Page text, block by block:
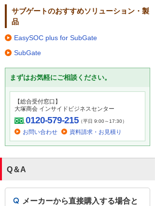
サブゲートのおすすめソリューション・製
品
EasySOC plus for SubGate
SubGate
まずはお気軽にご相談ください。
【総合受付窓口】
大塚商会 インサイドビジネスセンター
0120-579-215（平日 9:00～17:30）
お問い合わせ 資料請求・お見積り
Q＆A
メーカーから直接購入する場合と